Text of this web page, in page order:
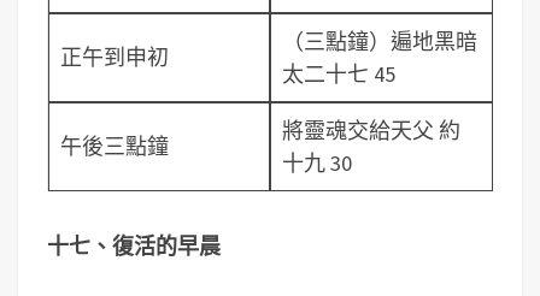
正午到申初
（三點鐘）遍地黑暗
太二十七 45
午後三點鐘
將靈魂交給天父 約
十九 30
十七、復活的早晨